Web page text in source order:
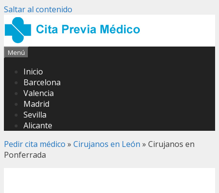
Saltar al contenido
Menú
Inicio
Barcelona
Valencia
Madrid
Sevilla
Alicante
Pedir cita médico » Cirujanos en León » Cirujanos en
Ponferrada